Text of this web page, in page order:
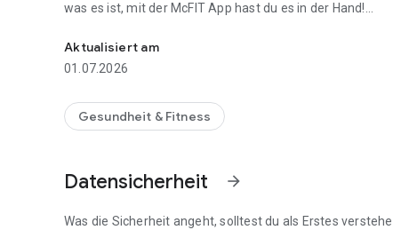
was es ist, mit der McFIT App hast du es in der Hand!
McFIT+ ist dein Treueprogramm
Zusatzleistungen, die du individuell einlösen kannst: Du
mitbringen oder in allen McFIT-Studios in Europa
Aktualisiert am
01.07.2026
Gesundheit & Fitness
Datensicherheit arrow_forward
Was die Sicherheit angeht, solltest du als Erstes